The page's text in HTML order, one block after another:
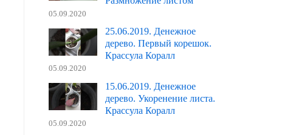
05.09.2020
25.06.2019. Денежное
дерево. Первый корешок.
Крассула Коралл
05.09.2020
15.06.2019. Денежное
дерево. Укоренение листа.
Крассула Коралл
05.09.2020